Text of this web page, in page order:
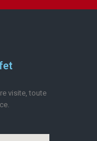
visite, toute